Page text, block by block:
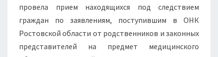
провела прием находящихся под следствием
граждан по заявлениям, поступившим в ОНК
Ростовской области от родственников и законных
представителей на предмет медицинского